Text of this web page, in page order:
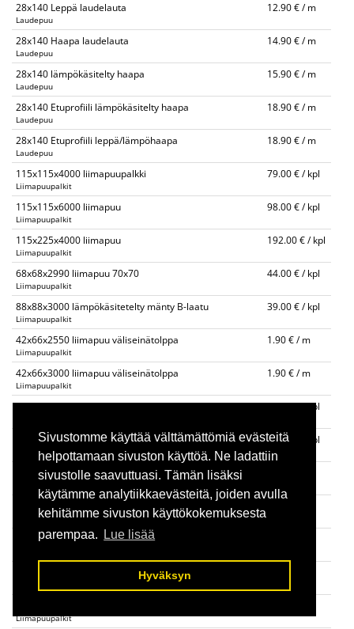
Sivustomme käyttää välttämättömiä evästeitä
helpottamaan sivuston käyttöä. Ne ladattiin
sivustolle saavuttuasi. Tämän lisäksi
käytämme analytiikkaevästeitä, joiden avulla
kehitämme sivuston käyttökokemuksesta
parempaa.
Lue lisää
Hyväksyn
28x140 Leppä laudelauta
Laudepuu
12.90 € / m
28x140 Haapa laudelauta
Laudepuu
14.90 € / m
28x140 lämpökäsitelty haapa
Laudepuu
15.90 € / m
28x140 Etuprofiili lämpökäsitelty haapa
Laudepuu
18.90 € / m
28x140 Etuprofiili leppä/lämpöhaapa
Laudepuu
18.90 € / m
115x115x4000 liimapuupalkki
Liimapuupalkit
79.00 € / kpl
115x115x6000 liimapuu
Liimapuupalkit
98.00 € / kpl
115x225x4000 liimapuu
Liimapuupalkit
192.00 € / kpl
68x68x2990 liimapuu 70x70
Liimapuupalkit
44.00 € / kpl
88x88x3000 lämpökäsitetelty mänty B-laatu
Liimapuupalkit
39.00 € / kpl
42x66x2550 liimapuu väliseinätolppa
Liimapuupalkit
1.90 € / m
42x66x3000 liimapuu väliseinätolppa
Liimapuupalkit
1.90 € / m
90x90x4000 liimapuupalkki 55.00 € / kpl
115x115x3000 liimapuupalkki
Liimapuupalkit
49.00 € / kpl
140x140 liimapuupalkki
90x225 liimapuupalkki 4m,6m
Liimapuupalkit
90x270 liimapuupalkki 4m, 6m
115x225 liimapuupalkki 4m, 6m
Liimapuupalkit